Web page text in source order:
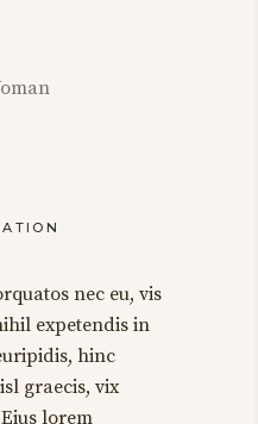
nec eu, vis
expetendis in
hinc
graecis, vix
lorem